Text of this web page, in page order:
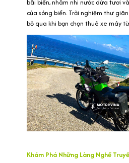
bãi biển, nhâm nhi nước dừa tươi
của sóng biển. Trải nghiệm thư
bỏ qua khi bạn chọn thuê xe máy từ
Khám Phá Những Làng Nghề